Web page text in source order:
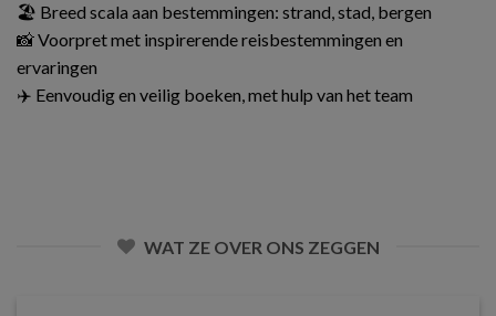
🏖️ Breed scala aan bestemmingen: strand, stad, bergen
📸 Voorpret met inspirerende reisbestemmingen en
ervaringen
✈️ Eenvoudig en veilig boeken, met hulp van het team
WAT ZE OVER ONS ZEGGEN